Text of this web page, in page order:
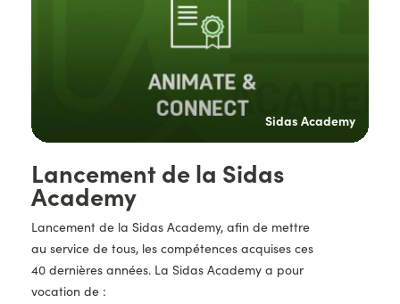
Titre
Lancement de la Sidas
Academy
Description
Lancement de la Sidas Academy, afin de mettre
au service de tous, les compétences acquises ces
40 dernières années. La Sidas Academy a pour
vocation de :
Sidas Academy